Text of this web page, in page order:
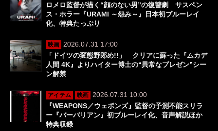
ロメロ監督が描く“顔のない男”の復讐劇 サスペン
ス・ホラー『URAMI ～怨み～』日本初ブルーレイ
化、特典たっぷり
映画
2026.07.31 17:00
「ドイツの変態野郎め!!」 クリアに蘇った『ムカデ
人間 4K』よりハイター博士の“異常なプレゼン”シー
ン解禁
アイテム 映画
2026.07.31 10:00
『WEAPONS／ウェポンズ』監督の予測不能スリラ
ー『バーバリアン』初ブルーレイ化、音声解説ほか
特典収録